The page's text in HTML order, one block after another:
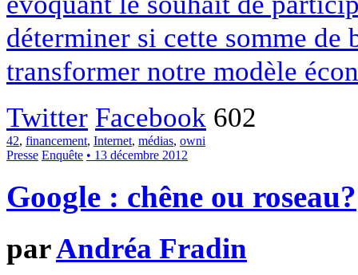
déterminer si cette somme
transformer notre modèle
Twitter Facebook 602
42, financement, Internet, médias, owni
Presse Enquête • 13 décembre 2012
Google : chêne ou roseau?
parAndréa Fradin